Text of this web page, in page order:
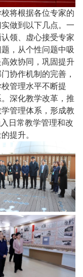
将根据各位专家的
做到以下几点。一
领、虚心接受专家
，从个性问题中吸
效协同，巩固提升
协作机制的完善，
管理水平不断提
深化教学改革，推
管理体系，形成教
日常教学管理和改
提升。